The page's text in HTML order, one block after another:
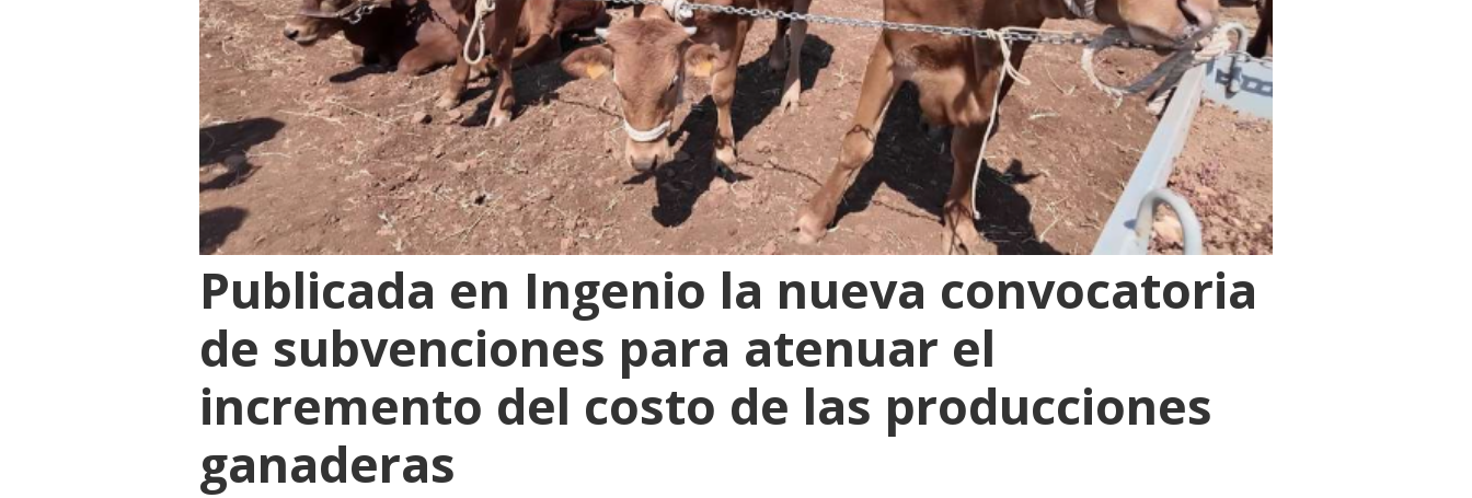
Publicada en Ingenio la nueva convocatoria
de subvenciones para atenuar el
incremento del costo de las producciones
ganaderas